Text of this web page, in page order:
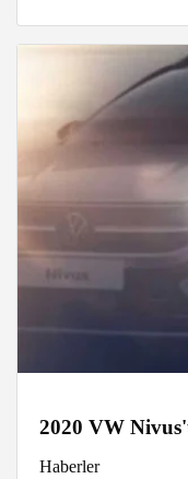
2020 VW
Haberler